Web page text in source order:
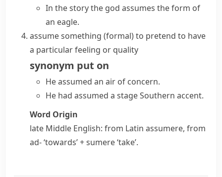
In the story the god assumes the form of
an eagle.
assume something (formal)to pretend to have
a particular feeling or quality
synonym put on
He assumed an air of concern.
He had assumed a stage Southern accent.
Word Origin
late Middle English: from Latin assumere, from
ad-‘towards’ +sumere‘take’.